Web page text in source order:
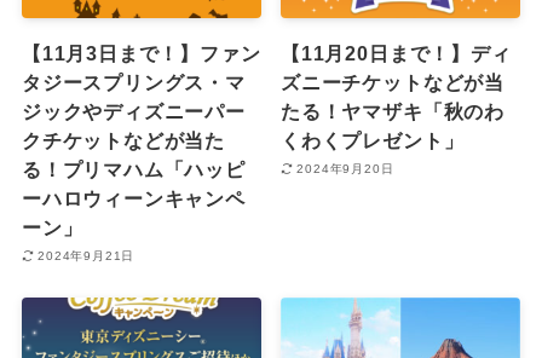
【11月3日まで！】ファン
タジースプリングス・マ
ジックやディズニーパー
クチケットなどが当た
る！プリマハム「ハッピ
ーハロウィーンキャンペ
ーン」
2024年9月21日
【11月20日まで！】ディ
ズニーチケットなどが当
たる！ヤマザキ「秋のわ
くわくプレゼント」
2024年9月20日